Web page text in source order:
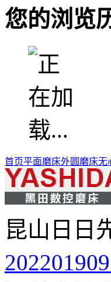
您的浏览
首页平面磨床外圆磨床无
昆山日日